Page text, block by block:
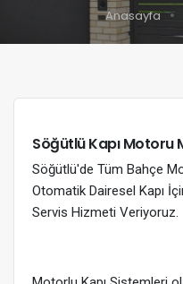
Anasayfa
Söğütlü Kapı Motoru
Söğütlü'de Tüm Bahçe
Otomatik Dairesel Kapı
Servis Hizmeti Veriyoruz.